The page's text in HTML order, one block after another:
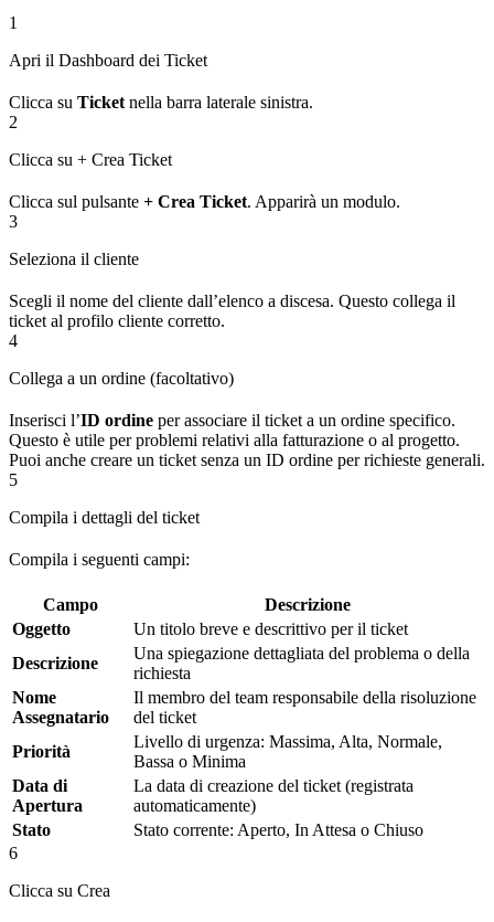
1
Apri il Dashboard dei Ticket
Clicca su Ticket nella barra laterale sinistra.
2
Clicca su + Crea Ticket
Clicca sul pulsante + Crea Ticket. Apparirà un modulo.
3
Seleziona il cliente
Scegli il nome del cliente dall’elenco a discesa. Questo collega il
ticket al profilo cliente corretto.
4
Collega a un ordine (facoltativo)
Inserisci l’ID ordine per associare il ticket a un ordine specifico.
Questo è utile per problemi relativi alla fatturazione o al progetto.
Puoi anche creare un ticket senza un ID ordine per richieste generali.
5
Compila i dettagli del ticket
Compila i seguenti campi:
Campo
Descrizione
Oggetto
Un titolo breve e descrittivo per il ticket
Descrizione
Una spiegazione dettagliata del problema o della
richiesta
Nome
Assegnatario
Il membro del team responsabile della risoluzione
del ticket
Priorità
Livello di urgenza: Massima, Alta, Normale,
Bassa o Minima
Data di
Apertura
La data di creazione del ticket (registrata
automaticamente)
Stato
Stato corrente: Aperto, In Attesa o Chiuso
6
Clicca su Crea